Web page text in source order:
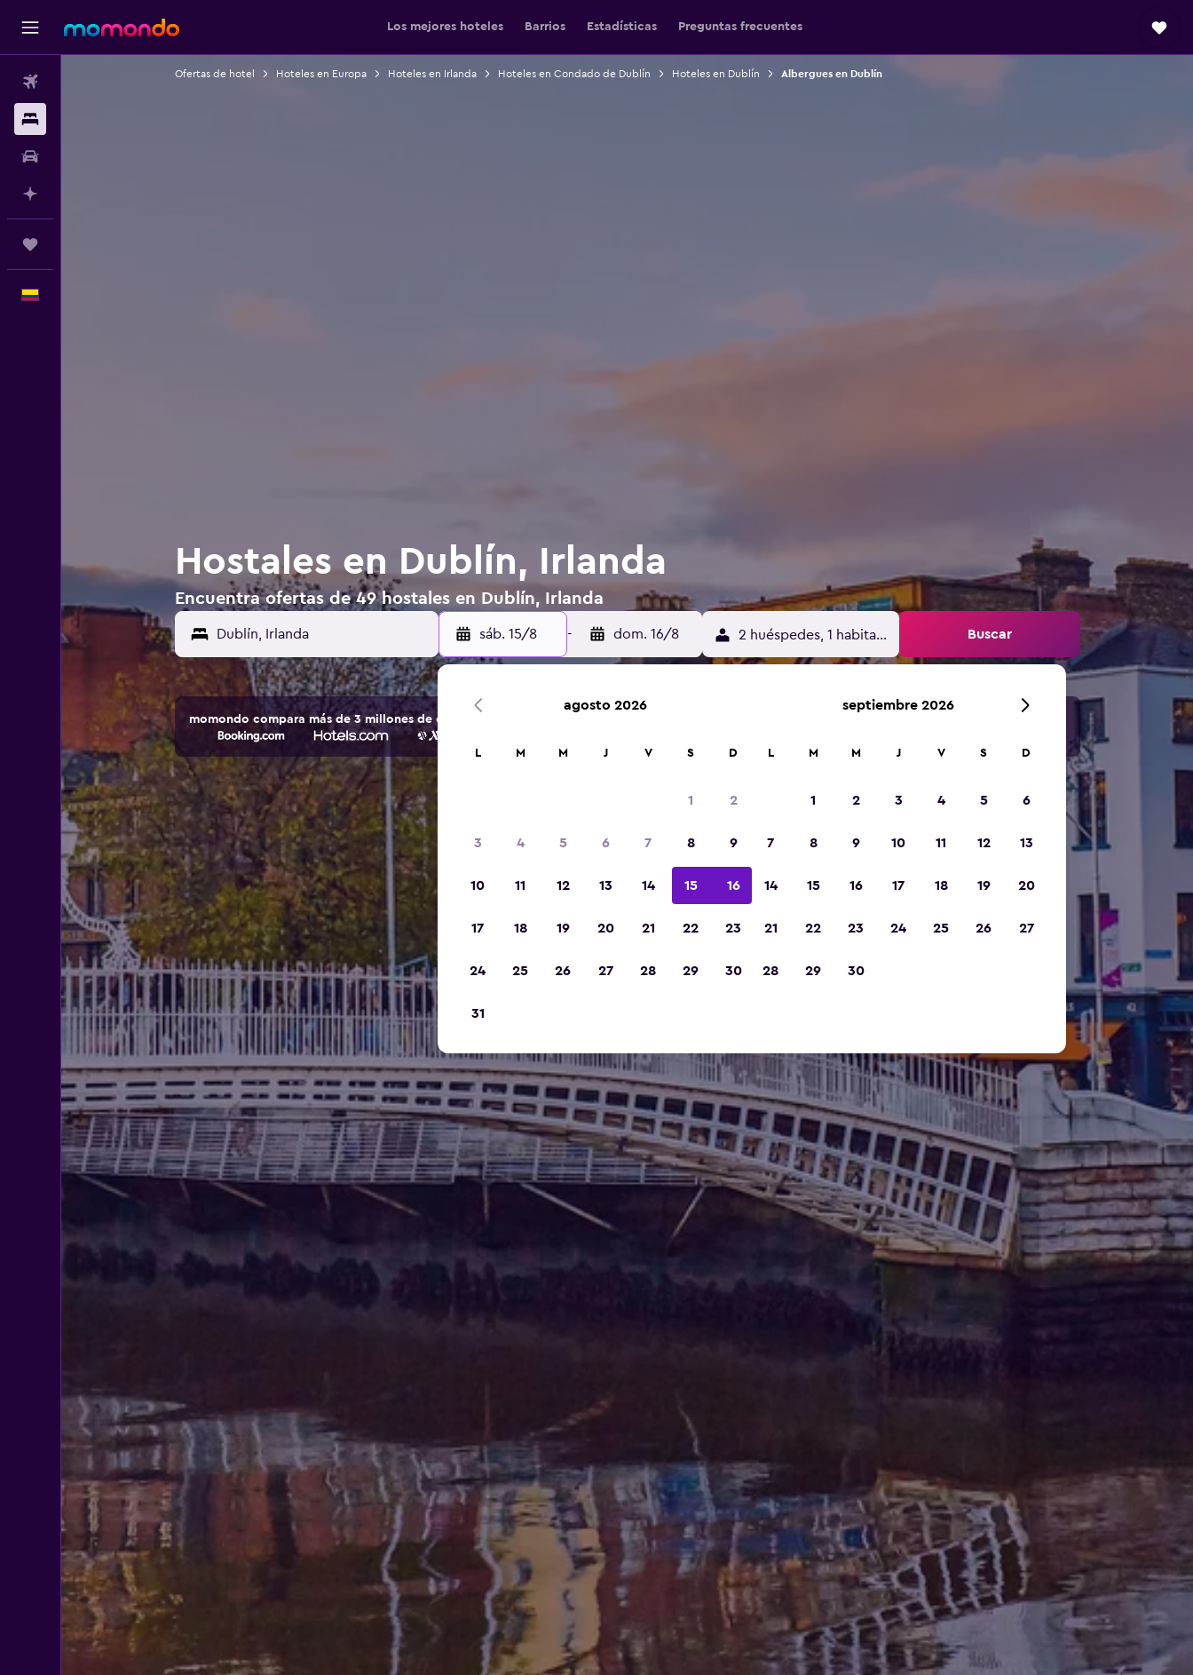
Los mejores hoteles Barrios Estadísticas Preguntas frecuentes
Ofertas de hotel Hoteles en Europa Hoteles en Irlanda Hoteles en Condado de Dublín Hoteles en Dublín Albergues en Dublín
Hostales en Dublín, Irlanda
Encuentra ofertas de 49 hostales en Dublín, Irlanda
sáb. 15/8 - dom. 16/8 2 huéspedes, 1 habitación Buscar
momondo compara más de 3 millones de opciones de hoteles y alojamientos.
agosto 2026
L M M J V S D
1 2
3 4 5 6 7 8 9
10 11 12 13 14 15 16
17 18 19 20 21 22 23
24 25 26 27 28 29 30
31
septiembre 2026
L M M J V S D
1 2 3 4 5 6
7 8 9 10 11 12 13
14 15 16 17 18 19 20
21 22 23 24 25 26 27
28 29 30